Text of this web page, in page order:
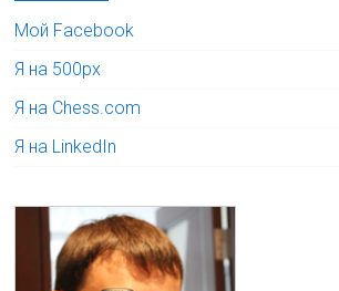
Мой Facebook
Я на 500px
Я на Chess.com
Я на LinkedIn